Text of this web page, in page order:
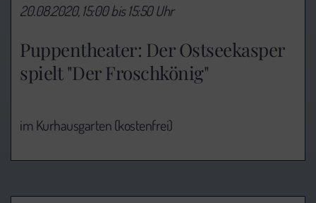
Puppentheater: Der Ostseekasper
spielt "Der Froschkönig"
20.08.2020, 15:00 bis 15:50 Uhr
im Kurhausgarten (kostenfrei)